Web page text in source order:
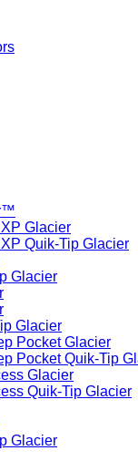
Glacier
Quik-Tip Glacier
Glacier
Glacier
Pocket Glacier
Pocket Quik-Tip
Glacier
Quik-Tip Glacier
Glacier